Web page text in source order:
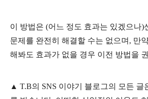
이 방법은 (어느 정도 효과는 있겠으나)
문제를 완전히 해결할 수는 없으며, 만
해봐도 효과가 없을 경우 이전 방법을
▲ T.B의 SNS 이야기 블 로그의 모든 글